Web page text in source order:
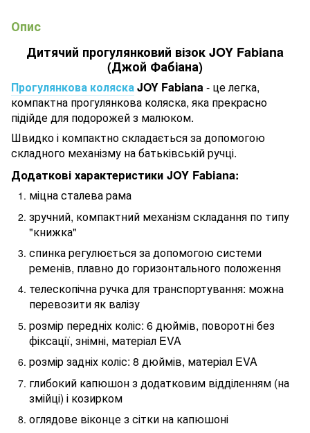
Опис
Дитячий прогулянковий візок JOY Fabiana
(Джой Фабіана)
Прогулянкова коляскаJOY Fabiana- це легка,
компактна прогулянкова коляска, яка прекрасно
підійде для подорожей з малюком.
Швидко і компактно складається за допомогою
складного механізму на батьківській ручці.
Додаткові характеристики JOY Fabiana:
міцна сталева рама
зручний, компактний механізм складання по типу
"книжка"
спинка регулюється за допомогою системи
ременів, плавно до горизонтального положення
телескопічна ручка для транспортування: можна
перевозити як валізу
розмір передніх коліс: 6 дюймів, поворотні без
фіксації, знімні, матеріал EVA
розмір задніх коліс: 8 дюймів, матеріал EVA
глибокий капюшон з додатковим відділенням (на
змійці) і козирком
оглядове віконце з сітки на капюшоні